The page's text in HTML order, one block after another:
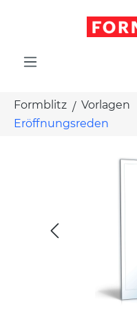
Formblitz Vorlagen
Eröffnungsreden